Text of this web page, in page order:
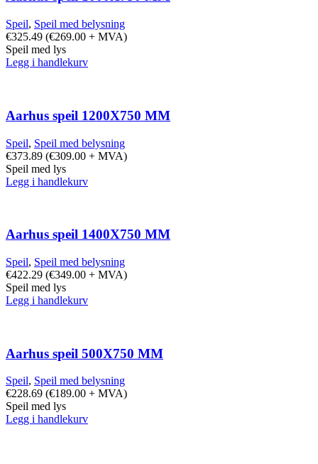
Speil, Speil med belysning
€325.49 (€269.00 + MVA)
Speil med lys
Legg i handlekurv
Aarhus speil 1200X750 MM
Speil, Speil med belysning
€373.89 (€309.00 + MVA)
Speil med lys
Legg i handlekurv
Aarhus speil 1400X750 MM
Speil, Speil med belysning
€422.29 (€349.00 + MVA)
Speil med lys
Legg i handlekurv
Aarhus speil 500X750 MM
Speil, Speil med belysning
€228.69 (€189.00 + MVA)
Speil med lys
Legg i handlekurv